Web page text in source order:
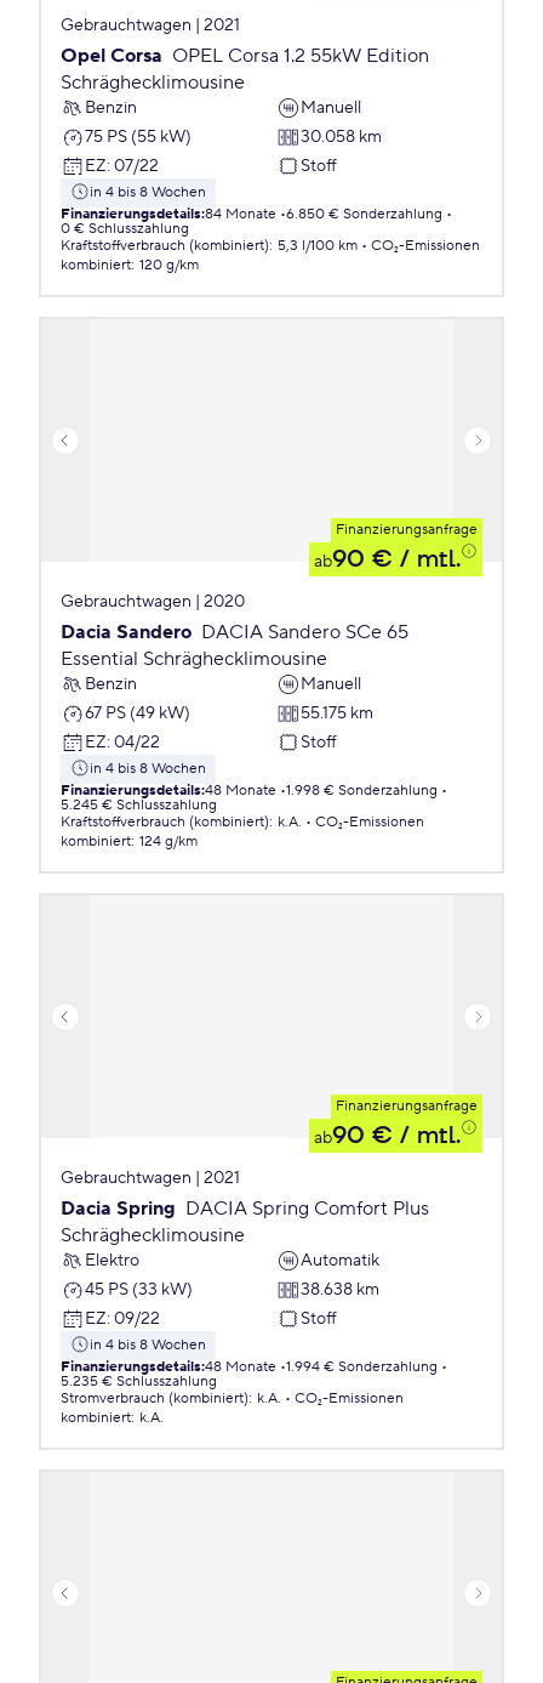
Gebrauchtwagen | 2021
Opel Corsa OPEL Corsa 1.2 55kW Edition
Schräghecklimousine
Benzin
Manuell
75 PS (55 kW)
30.058 km
EZ: 07/22 Stoff
in 4 bis 8 Wochen
Finanzierungsdetails:84 Monate 6.850 € Sonderzahlung
0 € Schlusszahlung
Kraftstoffverbrauch (kombiniert): 5,3 l/100 km
CO₂-Emissionen
kombiniert: 120 g/km
Finanzierungsanfrage
ab90 € / mtl.
Gebrauchtwagen | 2020
Dacia Sandero DACIA Sandero SCe 65
Essential Schräghecklimousine
Benzin
Manuell
67 PS (49 kW)
55.175 km
EZ: 04/22 Stoff
in 4 bis 8 Wochen
Finanzierungsdetails:48 Monate 1.998 € Sonderzahlung
5.245 € Schlusszahlung
Kraftstoffverbrauch (kombiniert): k.A.
CO₂-Emissionen
kombiniert: 124 g/km
Finanzierungsanfrage
ab90 € / mtl.
Gebrauchtwagen | 2021
Dacia Spring DACIA Spring Comfort Plus
Schräghecklimousine
Elektro
Automatik
45 PS (33 kW)
38.638 km
EZ: 09/22 Stoff
in 4 bis 8 Wochen
Finanzierungsdetails:48 Monate 1.994 € Sonderzahlung
5.235 € Schlusszahlung
Stromverbrauch (kombiniert): k.A.
CO₂-Emissionen
kombiniert: k.A.